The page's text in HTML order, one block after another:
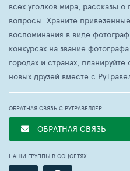
всех уголков мира, рассказы
вопросы. Храните
воспоминания в виде
конкурсах на звание
городах и странах,
новых друзей вместе с
ОБРАТНАЯ СВЯЗЬ С РУТРАВЕЛЛЕР
ОБРАТНАЯ СВЯЗЬ
НАШИ ГРУППЫ В СОЦСЕТЯХ